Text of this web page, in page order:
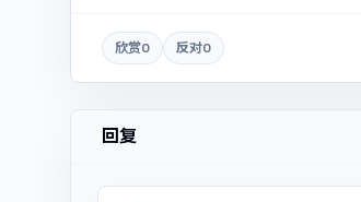
欣赏0 反对0
回复